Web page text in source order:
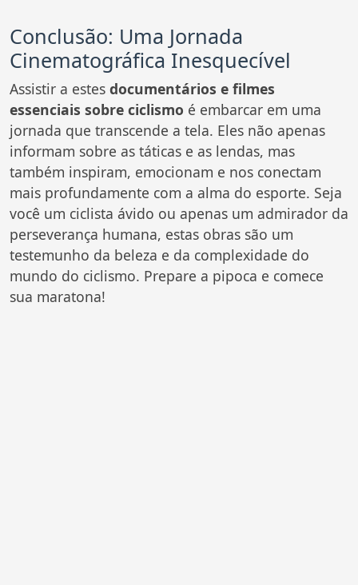
Conclusão: Uma Jornada
Cinematográfica Inesquecível
Assistir a estes documentários e filmes
essenciais sobre ciclismo é embarcar em uma
jornada que transcende a tela. Eles não apenas
informam sobre as táticas e as lendas, mas
também inspiram, emocionam e nos conectam
mais profundamente com a alma do esporte. Seja
você um ciclista ávido ou apenas um admirador da
perseverança humana, estas obras são um
testemunho da beleza e da complexidade do
mundo do ciclismo. Prepare a pipoca e comece
sua maratona!